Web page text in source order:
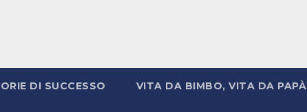
DI SUCCESSO VITA DA BIMBO, VITA DA PAPÀ